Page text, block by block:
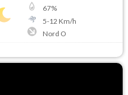
67%
5-12 Km/h
Nord O